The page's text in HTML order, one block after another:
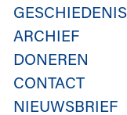
GESCHIEDENIS
ARCHIEF
DONEREN
CONTACT
NIEUWSBRIEF